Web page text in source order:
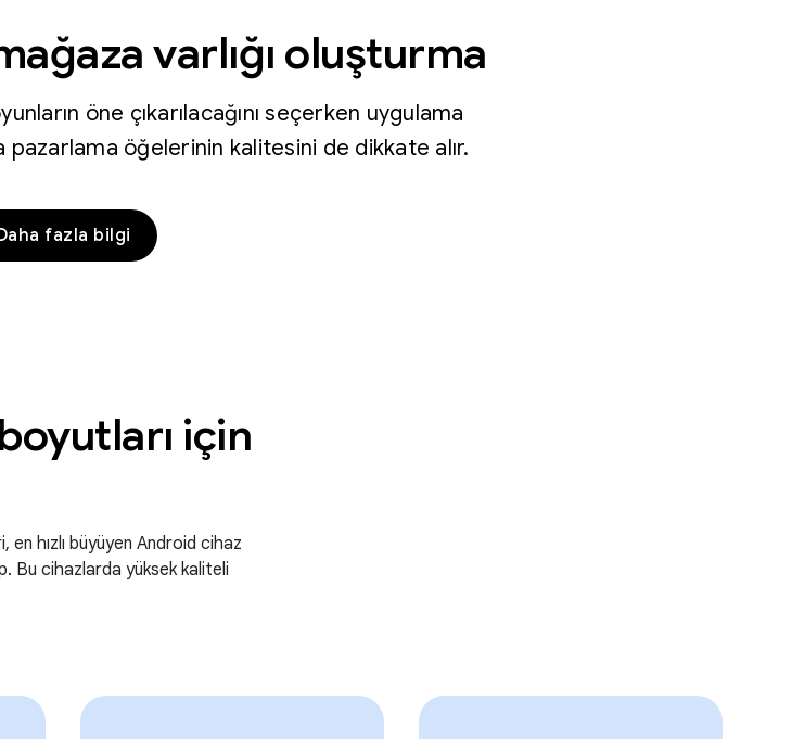
varlığı oluşturma
öne çıkarılacağını seçerken uygulama
pazarlama öğelerinin kalitesini de dikkate alır.
fazla bilgi
için
hızlı büyüyen Android cihaz
Bu cihazlarda yüksek kaliteli